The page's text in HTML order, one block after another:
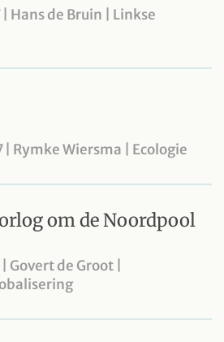
Hans de Bruin | Linkse
Rymke Wiersma | Ecologie
om de Noordpool
Govert de Groot |